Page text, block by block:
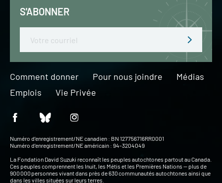
S'ABONNER
Comment donner Pour nous joindre
Médias
Emplois
Vie Privée
Numéro d’enregistrement/NE canadien : BN 127756716RR0001
Numéro d’enregistrement/NE américain : 94-3204049
La Fondation David Suzuki reconnaît les peuples autochtones partout au Canada.
Ces peuples comprennent les Inuit, les Métis et les Premières Nations — plus de
900 000 personnes vivant dans près de 630 communautés autochtones ainsi que
dans les villes situées sur leurs terres.